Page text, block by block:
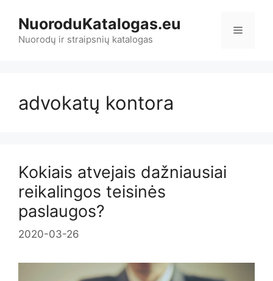
turinio
NuoroduKatalogas.eu
Nuorodų ir straipsnių katalogas
Meniu
advokatų kontora
Kokiais atvejais dažniausiai
reikalingos teisinės
paslaugos?
2020-03-26